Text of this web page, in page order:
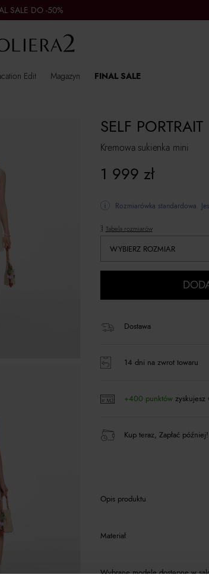
SALE DO -50%
Edit Magazyn FINAL SALE
Kremowa sukienka mini
SELF PORTRAIT
1 999 zł
Rozmiarówka standardowa.
Tabela rozmiarów
WYBIERZ ROZMIAR
Dostawa
14 dni na zwrot towaru
+400 punktówzyskujesz
Kup teraz, Zapłać później!
Opis produktu
Materiał
Wybrane modele dostępne w